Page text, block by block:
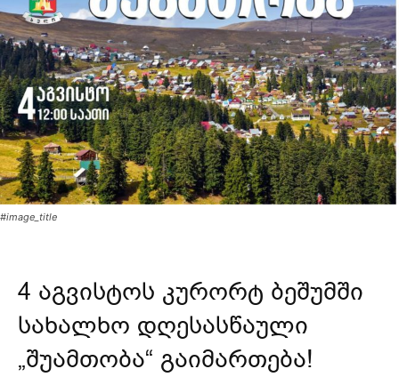
#image_title
4 აგვისტოს კურორტ ბეშუმში
სახალხო დღესასწაული
„შუამთობა“ გაიმართება!